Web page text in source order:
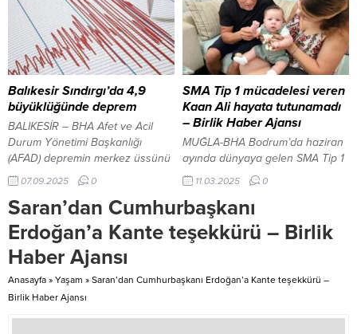
günümüzün vazgeçilmez bir
gerçeği olduğuna dikkat çekerek,
“İnternet günümüzün
vazgeçilmezi. Artık 28 saniyede
haberlerin dünyada yankı
bulduğu bir dönemdeyiz” dedi.
Aksun konuşmasını şöyle
sürdürdü: “Bizler bisikletin
üzerindeki kişiler gibiyiz. Pedal
çevirirsek hızla yol alacağız,
çeviremezsek düşeceğiz. 85
milyon Türkiye’mizi, 350 milyon...
Kozmetik, ülke ekonomisine katkı
sağlıyor Bir ülkenin ekonomisini
güçlendirmek, yerel üretimi teşvik
etmek, istihdamı artırmak ve
ülkenin bağımsızlığını sağlamak
için önemli bir faktör olan yerli ve
milli ürünlere destek...
Balıkesir Sındırgı’da 4,9
büyüklüğünde deprem
BALIKESİR – BHA Afet ve Acil
Durum Yönetimi Başkanlığı
(AFAD) depremin merkez üssünü
Sındırgı olarak açıklarken, yer
sarsıntısının derinliğinin 7,72
kilometre olduğunu bildirdi.
07.09.2025 0
SMA Tip 1 mücadelesi veren
Kaan Ali hayata tutunamadı
– Birlik Haber Ajansı
MUĞLA-BHA Bodrum’da haziran
ayında dünyaya gelen SMA Tip 1
teşhisi konulan Kaan Ali Danaş
kaldırıldığı
hastanede yaşamını yitirdi.
Geçen yıl haziran ayında
dünyaya gelen ve doğumundan
Muğla Valiliği izniyle kampanya
vatandaşların da destekleriyle
11.03.2025 0
Saran’dan Cumhurbaşkanı
Erdoğan’a Kante teşekkürü – Birlik
Haber Ajansı
Anasayfa » Yaşam » Saran’dan Cumhurbaşkanı Erdoğan’a Kante teşekkürü –
Birlik Haber Ajansı